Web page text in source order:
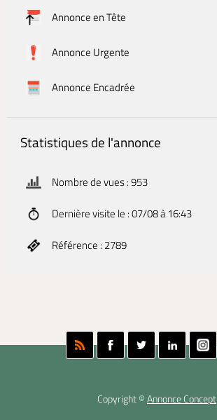
Annonce en Tête
Annonce Urgente
Annonce Encadrée
Statistiques de l'annonce
Nombre de vues : 953
Dernière visite le : 07/08 à 16:43
Référence : 2789
Copyright ©Annonce Concept